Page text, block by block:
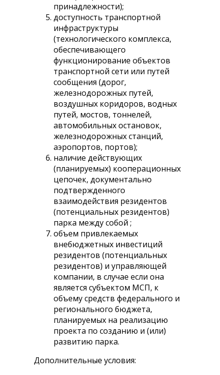
принадлежности);
доступность транспортной
инфраструктуры
(технологического комплекса,
обеспечивающего
функционирование объектов
транспортной сети или путей
сообщения (дорог,
железнодорожных путей,
воздушных коридоров, водных
путей, мостов, тоннелей,
автомобильных остановок,
железнодорожных станций,
аэропортов, портов);
наличие действующих
(планируемых) кооперационных
цепочек, документально
подтвержденного
взаимодействия резидентов
(потенциальных резидентов)
парка между собой ;
объем привлекаемых
внебюджетных инвестиций
резидентов (потенциальных
резидентов) и управляющей
компании, в случае если она
является субъектом МСП, к
объему средств федерального и
регионального бюджета,
планируемых на реализацию
проекта по созданию и (или)
развитию парка.
Дополнительные условия: